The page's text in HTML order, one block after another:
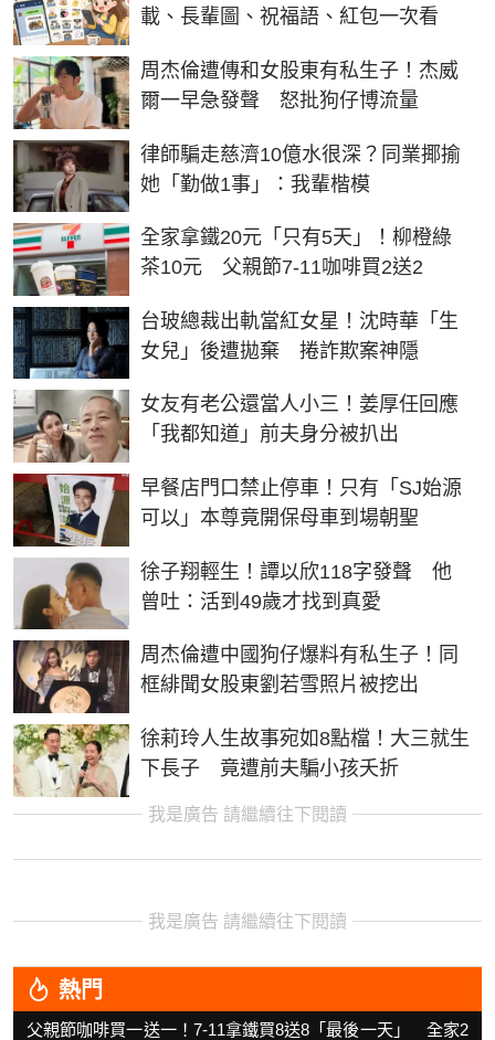
載、長輩圖、祝福語、紅包一次看
周杰倫遭傳和女股東有私生子！杰威
爾一早急發聲 怒批狗仔博流量
律師騙走慈濟10億水很深？同業揶揄
她「勤做1事」：我輩楷模
全家拿鐵20元「只有5天」！柳橙綠
茶10元 父親節7-11咖啡買2送2
台玻總裁出軌當紅女星！沈時華「生
女兒」後遭拋棄 捲詐欺案神隱
女友有老公還當人小三！姜厚任回應
「我都知道」前夫身分被扒出
早餐店門口禁止停車！只有「SJ始源
可以」本尊竟開保母車到場朝聖
徐子翔輕生！譚以欣118字發聲 他
曾吐：活到49歲才找到真愛
周杰倫遭中國狗仔爆料有私生子！同
框緋聞女股東劉若雪照片被挖出
徐莉玲人生故事宛如8點檔！大三就生
下長子 竟遭前夫騙小孩夭折
我是廣告 請繼續往下閱讀
我是廣告 請繼續往下閱讀
熱門
父親節咖啡買一送一！7-11拿鐵買8送8「最後一天」 全家2